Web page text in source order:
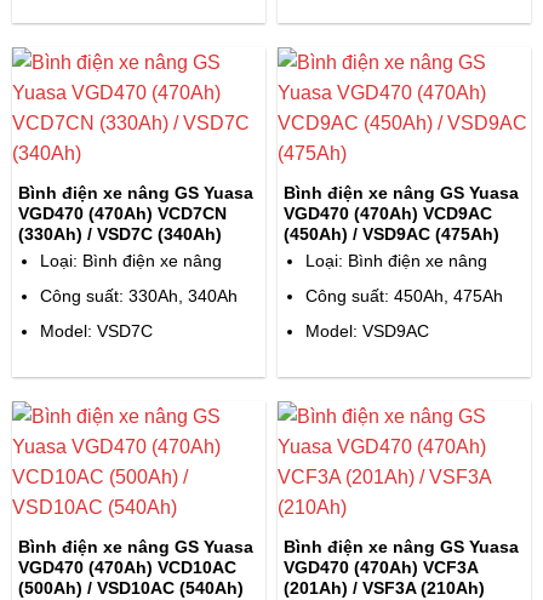
Bình điện xe nâng GS Yuasa
VGD470 (470Ah) VCD7CN
(330Ah) / VSD7C (340Ah)
Loại: Bình điện xe nâng
Công suất: 330Ah, 340Ah
Model: VSD7C
Bình điện xe nâng GS Yuasa
VGD470 (470Ah) VCD9AC
(450Ah) / VSD9AC (475Ah)
Loại: Bình điện xe nâng
Công suất: 450Ah, 475Ah
Model: VSD9AC
Bình điện xe nâng GS Yuasa
VGD470 (470Ah) VCD10AC
(500Ah) / VSD10AC (540Ah)
Bình điện xe nâng GS Yuasa
VGD470 (470Ah) VCF3A
(201Ah) / VSF3A (210Ah)